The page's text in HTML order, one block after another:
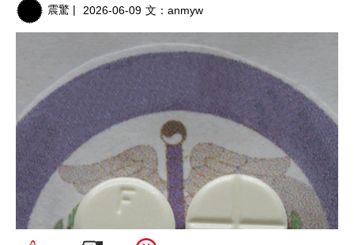
震驚 | 2026-06-09 文： anmyw